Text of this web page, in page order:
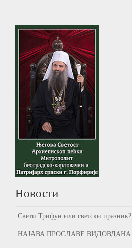
Новости
Свети Трифун или светски празник?
НАЈАВА ПРОСЛАВЕ ВИДОВДАНА